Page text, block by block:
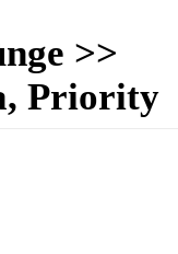
>>
Priority